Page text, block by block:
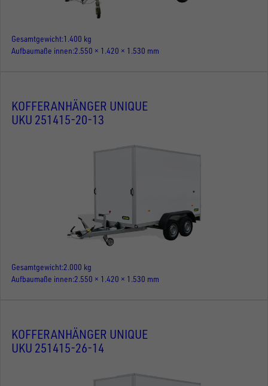
Gesamtgewicht 1.400 kg
Aufbaumaße innen 2.550 × 1.420 × 1.530 mm
KOFFERANHÄNGER UNIQUE
UKU 251415-20-13
Gesamtgewicht 2.000 kg
Aufbaumaße innen 2.550 × 1.420 × 1.530 mm
KOFFERANHÄNGER UNIQUE
UKU 251415-26-14